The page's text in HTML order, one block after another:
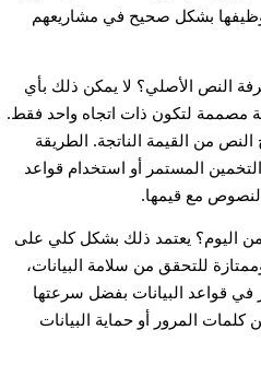
بشكل صحيح في مشاريعهم
النص الأصلي؟ لا يمكن ذلك بأي
مصممة لتكون ذات اتجاه واحد فقط.
من القيمة الناتجة. الطريقة
المستمر أو استخدام قواعد
مع قيمها.
اليوم؟ يعتمد ذلك بشكل كلي على
للتحقق من سلامة البيانات،
في قواعد البيانات بفضل سرعتها
كلمات المرور أو حماية البيانات